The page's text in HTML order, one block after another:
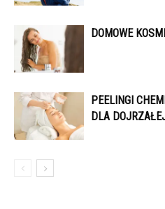
DOMOWE
PEELINGI
DLA